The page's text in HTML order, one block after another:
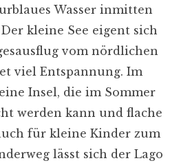
Wasser inmitten
kleine See eigent sich
vom nördlichen
viel Entspannung. Im
Insel, die im Sommer
werden kann und flache
für kleine Kinder zum
lässt sich der Lago